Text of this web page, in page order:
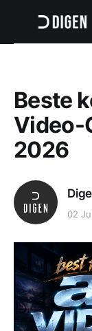
Beste
Video-
2026
02